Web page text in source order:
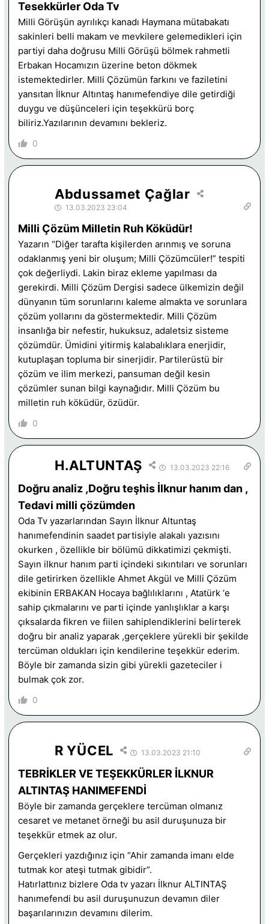
Tesekkürler Oda Tv
Milli Görüşün ayrılıkçı kanadı Haymana mütabakatı
sakinleri belli makam ve mevkilere gelemedikleri için
partiyi daha doğrusu Milli Görüşü bölmek rahmetli
Erbakan Hocamızın üzerine beton dökmek
istemektedirler. Milli Çözümün farkını ve faziletini
yansıtan İlknur Altıntaş hanımefendiye dile getirdiği
duygu ve düşünceleri için teşekkürü borç
biliriz.Yazılarının devamını bekleriz.
0
Abdussamet Çağlar
13.03.2023 23:04
Milli Çözüm Milletin Ruh Köküdür!
Yazarın “Diğer tarafta kişilerden arınmış ve soruna
odaklanmış yeni bir oluşum; Milli Çözümcüler!” tespiti
çok değerliydi. Lakin biraz ekleme yapılması da
gerekirdi. Milli Çözüm Dergisi sadece ülkemizin değil
dünyanın tüm sorunlarını kaleme almakta ve sorunlara
çözüm yollarını da göstermektedir. Milli Çözüm
insanlığa bir nefestir, hukuksuz, adaletsiz sisteme
çözümdür. Ümidini yitirmiş kalabalıklara enerjidir,
kutuplaşan topluma bir sinerjidir. Partilerüstü bir
çözüm ve ilim merkezi, pansuman değil kesin
çözümler sunan bilgi kaynağıdır. Milli Çözüm bu
milletin ruh köküdür, özüdür.
0
H.ALTUNTAŞ 13.03.2023 22:16
Doğru analiz ,Doğru teşhis İlknur hanım dan ,
Tedavi milli çözümden
Oda Tv yazarlarından Sayın İlknur Altuntaş
hanımefendinin saadet partisiyle alakalı yazısını
okurken , özellikle bir bölümü dikkatimizi çekmişti.
Sayın ilknur hanım parti içindeki sıkıntıları ve sorunları
dile getirirken özellikle Ahmet Akgül ve Milli Çözüm
ekibinin ERBAKAN Hocaya bağlılıklarını , Atatürk ‘e
sahip çıkmalarını ve parti içinde yanlışlıklar a karşı
çıksalarda fikren ve fiilen sahiplendiklerini belirterek
doğru bir analiz yaparak ,gerçeklere yürekli bir şekilde
tercüman oldukları için kendilerine teşekkür ederim.
Böyle bir zamanda sizin gibi yürekli gazeteciler i
bulmak çok zor.
0
R YÜCEL 13.03.2023 21:10
TEBRİKLER VE TEŞEKKÜRLER İLKNUR
ALTINTAŞ HANIMEFENDİ
Böyle bir zamanda gerçeklere tercüman olmanız
cesaret ve metanet örneği bu asil duruşunuza bir
teşekkür etmek az olur.
Gerçekleri yazdığınız için “Ahir zamanda imanı elde
tutmak kor ateşi tutmak gibidir”.
Hatırlattınız bizlere Oda tv yazarı İlknur ALTINTAŞ
hanımefendi bu asil duruşunuzun devamın diler
başarılarınızın devamını dilerim.